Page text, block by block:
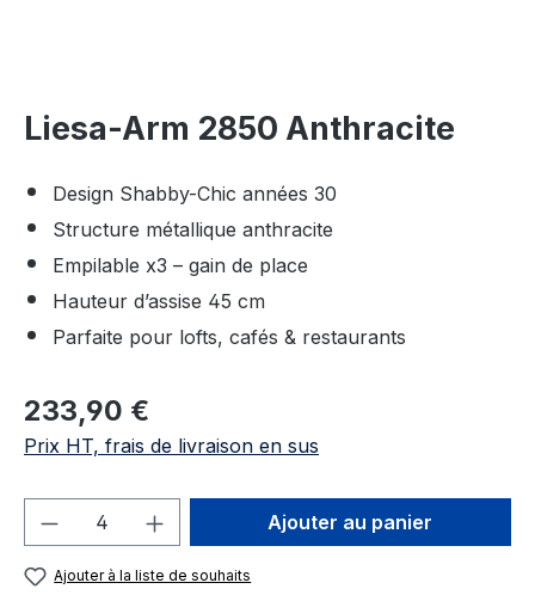
Liesa-Arm 2850 Anthracite
Design Shabby-Chic années 30
Structure métallique anthracite
Empilable x3 – gain de place
Hauteur d’assise 45 cm
Parfaite pour lofts, cafés & restaurants
Prix régulier :
233,90 €
Prix HT, frais de livraison en sus
Quantité de produit : Entrez la
Ajouter au panier
Ajouter à la liste de souhaits